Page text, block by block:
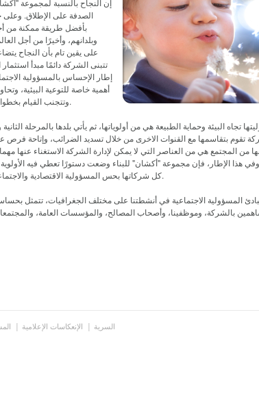
إن النجاح بالنسبة لمجموعة
الصدفة على الإطلاق.
بأفضل طريقة ممكنة من
وبلدانهم، وأخيرًا من أجل
على يقين تام بأن النجاح
تتبنى الشركة دائمًا مبدأ
إطار الإحساس بالمسؤولية
أهمية خاصة للتوعية البيئية،
وتتجنب القيام بخطوات تساهم في إلحاق الضرر بالبيئة.
تجاه البيئة وحماية الطبيعة هي من أولوياتها، ثم يأتي بلدها بالمرحلة
تقوم بتقاسمها مع القنوات الاخرى من خلال تسديد الضرائب، وإتاحة
من المجتمع هي من العناصر التي لا يمكن لإدارة الشركة الاستغناء عنها
وفي هذا الإطار، فإن مجموعة "أكشان" للبناء وضعت دستورًا تعطي فيه الأولوية
كل شركاتها بحس المسؤولية الاقتصادية والاجتماعية والبيئية المترتبة على أنشطتها.
المسؤولية الاجتماعية في أنشطتنا على مختلف الجغرافيات، تتمثل
الإنعكاسات الإعلامية السرية